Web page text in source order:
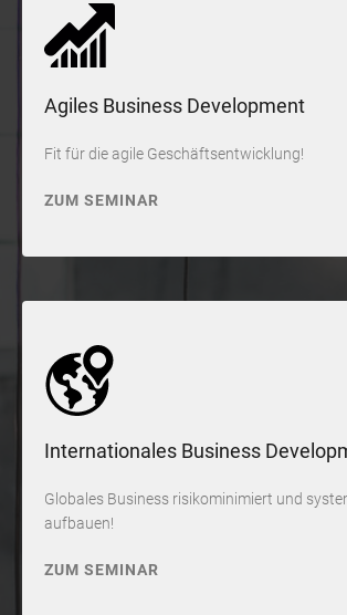
Agiles Business Development
Fit für die agile Geschäftsentwicklung!
ZUM SEMINAR
Internationales Business
Globales Business risikominimiert und
aufbauen!
ZUM SEMINAR